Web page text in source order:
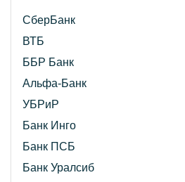
СберБанк
ВТБ
ББР Банк
Альфа-Банк
УБРиР
Банк Инго
Банк ПСБ
Банк Уралсиб